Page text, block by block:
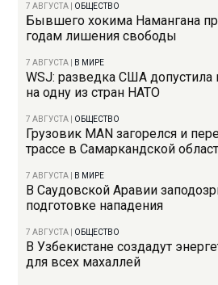
7 АВГУСТА ОБЩЕСТВО
Бывшего хокима Намангана
годам лишения свободы
7 АВГУСТА В МИРЕ
WSJ: разведка США допустила
на одну из стран НАТО
7 АВГУСТА ОБЩЕСТВО
Грузовик MAN загорелся и
трассе в Самаркандской
7 АВГУСТА В МИРЕ
В Саудовской Аравии
подготовке нападения
7 АВГУСТА ОБЩЕСТВО
В Узбекистане создадут
для всех махаллей